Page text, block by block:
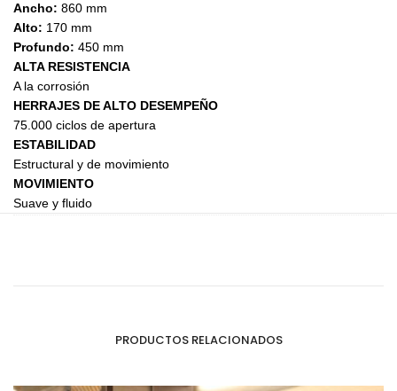
Ancho: 860 mm
Alto: 170 mm
Profundo: 450 mm
ALTA RESISTENCIA
A la corrosión
HERRAJES DE ALTO DESEMPEÑO
75.000 ciclos de apertura
ESTABILIDAD
Estructural y de movimiento
MOVIMIENTO
Suave y fluido
PRODUCTOS RELACIONADOS